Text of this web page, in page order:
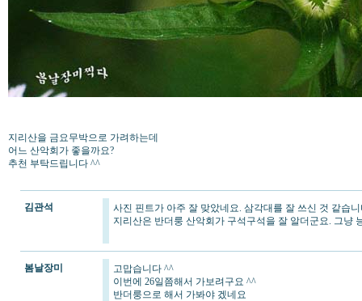
지리산을 금요무박으로 가려하는데
어느 산악회가 좋을까요?
추천 부탁드립니다 ^^
김관석
사진 핀트가 아주 잘 맞았네요. 삼각대를 잘 쓰신 것 같습
지리산은 반더룽 산악회가 구석구석을 잘 알더군요. 그냥
봄날장미
고맙습니다 ^^
이번에 26일쯤해서 가보려구요 ^^
반더룽으로 해서 가봐야 겠네요